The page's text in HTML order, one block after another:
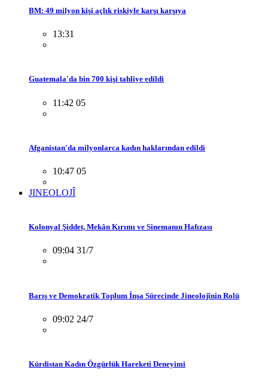
BM: 49 milyon kişi açlık riskiyle karşı karşıya
13:31
Guatemala'da bin 700 kişi tahliye edildi
11:42 05
Afganistan'da milyonlarca kadın haklarından edildi
10:47 05
JINEOLOJÎ
Kolonyal Şiddet, Mekân Kırımı ve Sinemanın Hafızası
09:04 31/7
Barış ve Demokratik Toplum İnşa Sürecinde Jineolojînin Rolü
09:02 24/7
Kürdistan Kadın Özgürlük Hareketi Deneyimi